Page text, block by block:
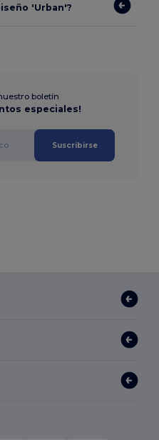
'Urban'?
boletín
especiales!
Suscribirse